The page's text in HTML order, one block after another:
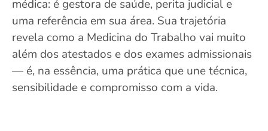
médica: é gestora de saúde, perita judicial e
uma referência em sua área. Sua trajetória
revela como a Medicina do Trabalho vai muito
além dos atestados e dos exames admissionais
— é, na essência, uma prática que une técnica,
sensibilidade e compromisso com a vida.